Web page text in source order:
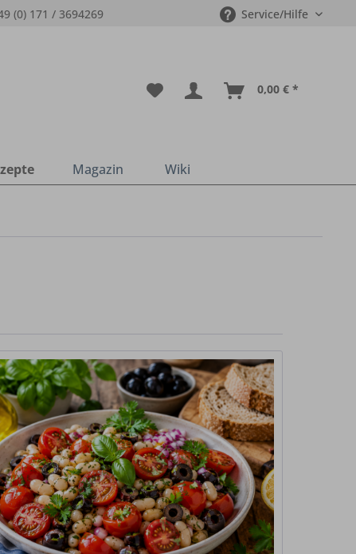
(0) 171 / 3694269 Service/Hilfe
0,00 € *
Magazin Wiki